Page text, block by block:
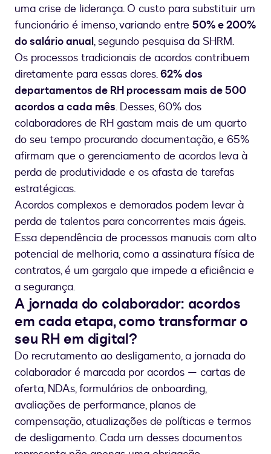
uma crise de liderança. O custo para substituir um
funcionário é imenso, variando entre 50% e 200%
do salário anual, segundo pesquisa da SHRM.
Os processos tradicionais de acordos contribuem
diretamente para essas dores.62% dos
departamentos de RH processam mais de 500
acordos a cada mês. Desses, 60% dos
colaboradores de RH gastam mais de um quarto
do seu tempo procurando documentação, e 65%
afirmam que o gerenciamento de acordos leva à
perda de produtividade e os afasta de tarefas
estratégicas.
Acordos complexos e demorados podem levar à
perda de talentos para concorrentes mais ágeis.
Essa dependência de processos manuais com alto
potencial de melhoria, como a assinatura física de
contratos, é um gargalo que impede a eficiência e
a segurança.
A jornada do colaborador: acordos
em cada etapa, como transformar o
seu RH em digital?
Do recrutamento ao desligamento, a jornada do
colaborador é marcada por acordos — cartas de
oferta, NDAs, formulários de onboarding,
avaliações de performance, planos de
compensação, atualizações de políticas e termos
de desligamento. Cada um desses documentos